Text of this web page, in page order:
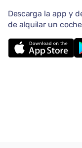
Descarga la app y
de alquilar un